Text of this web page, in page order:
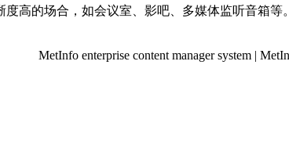
高的场合，如会议室、影吧、多媒体监听音箱